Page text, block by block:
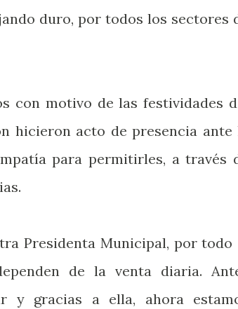
duro, por todos los sectores
con motivo de las festividades
hicieron acto de presencia ante
para permitirles, a través
Presidenta Municipal, por todo
de la venta diaria.
y gracias a ella, ahora